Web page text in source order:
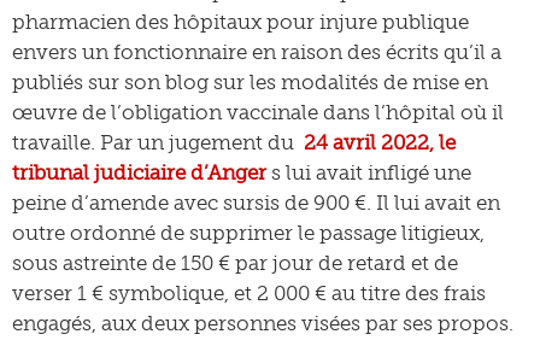
pharmacien des hôpitaux pour injure publique
envers un fonctionnaire en raison des écrits qu’il a
publiés sur son blog sur les modalités de mise en
œuvre de l’obligation vaccinale dans l’hôpital où il
travaille. Par un jugement du 24 avril 2022, le
tribunal judiciaire d’Anger s lui avait infligé une
peine d’amende avec sursis de 900 €. Il lui avait en
outre ordonné de supprimer le passage litigieux,
sous astreinte de 150 € par jour de retard et de
verser 1 € symbolique, et 2 000 € au titre des frais
engagés, aux deux personnes visées par ses propos.